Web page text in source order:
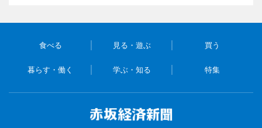
食べる 見る・遊ぶ 買う
暮らす・働く 学ぶ・知る 特集